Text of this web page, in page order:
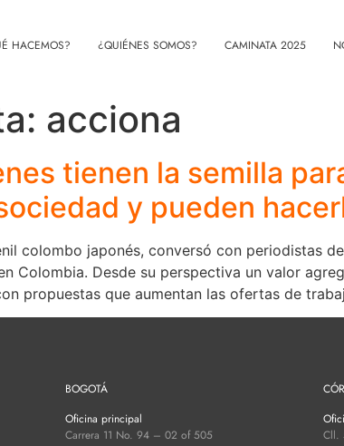
HACEMOS? ¿QUIÉNES SOMOS? CAMINATA 2025
acciona
tienen la semilla
y pueden
colombo japonés, conversó con periodistas
Colombia. Desde su perspectiva un valor
propuestas que aumentan las ofertas de
BOGOTÁ
Oficina principal
Carrera 11 No. 94 – 02 of 505
Cll.